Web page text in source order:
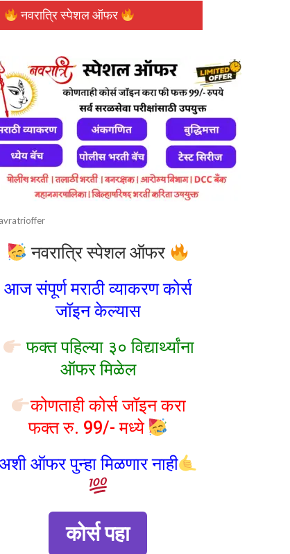
नवरात्रि स्पेशल ऑफर
नवरात्रि स्पेशल ऑफर
आज संपूर्ण मराठी व्याकरण कोर्स
जॉइन केल्यास
फक्त पहिल्या ३० विद्यार्थ्यांना
ऑफर मिळेल
कोणताही कोर्स जॉइन करा
फक्त रु. 99/- मध्ये
अशी ऑफर पुन्हा मिळणार नाही
कोर्स पहा